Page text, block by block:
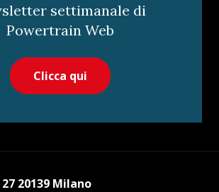
settimanale di
Powertrain Web
Clicca qui
20139 Milano